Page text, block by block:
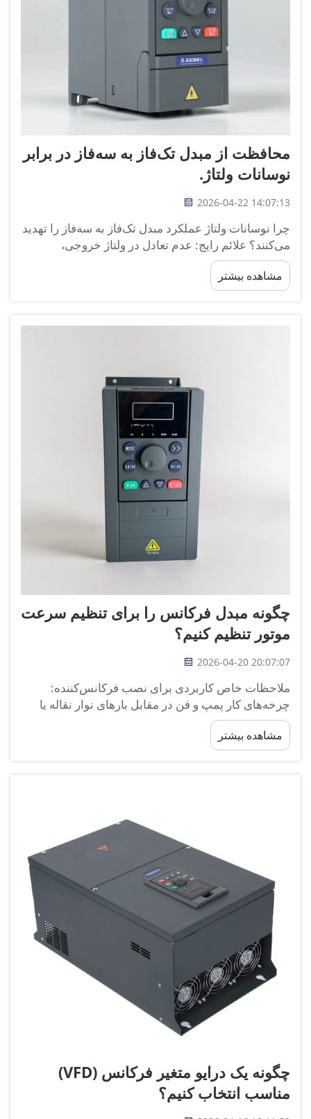
محافظت از مبدل تک‌فاز به سه‌فاز در برابر
نوسانات ولتاژ.
2026-04-22 14:07:13
چرا نوسانات ولتاژ عملکرد مبدل تک‌فاز به سه‌فاز را تهدید
می‌کنند؟ علائم رایج: عدم تعادل در ولتاژ خروجی،
گرم‌شدن بیش از حد و ناپایداری گشتاور موتور. نوسانات
ولتاژ باعث ناپایداری مبدل‌های تک‌فاز به سه‌فاز می‌شوند،
که منجر به ...
مشاهده بیشتر
چگونه مبدل فرکانس را برای تنظیم سرعت
موتور تنظیم کنیم؟
2026-04-20 20:07:07
ملاحظات خاص کاربردی برای نصب فرکانس‌کننده:
چرخه‌های کار پمپ و فن در مقابل بارهای نوار نقاله یا
کمپرسور. کاربردهای گشتاور متغیر — مانند پمپ‌ها و
فن‌ها — از منحنی‌های گشتاور قانون مربعی پیروی
می‌کنند، که در آن بار به‌صورت حاد کاهش می‌یابد ...
مشاهده بیشتر
چگونه یک درایو متغیر فرکانس (VFD)
مناسب انتخاب کنیم؟